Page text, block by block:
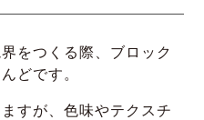
をつくる際、ブロック
どです。
すが、色味やテクスチ